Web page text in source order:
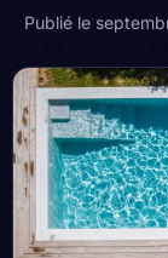
Publié le